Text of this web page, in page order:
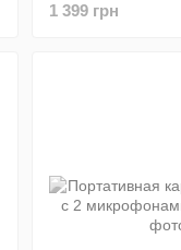
1 399 грн